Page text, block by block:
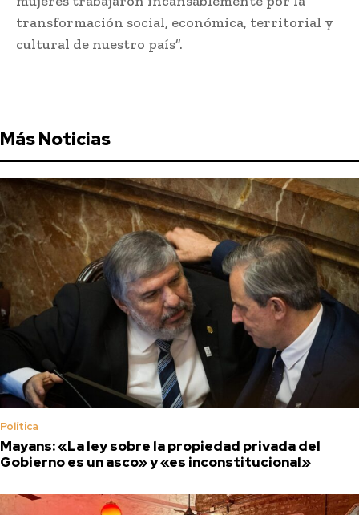
transformación social, económica, territorial y
cultural de nuestro país”.
Más Noticias
Política
Mayans: «La ley sobre la propiedad privada del
Gobierno es un asco» y «es inconstitucional»